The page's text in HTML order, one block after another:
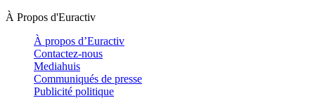
À Propos d'Euractiv
À propos d’Euractiv
Contactez-nous
Mediahuis
Communiqués de presse
Publicité politique